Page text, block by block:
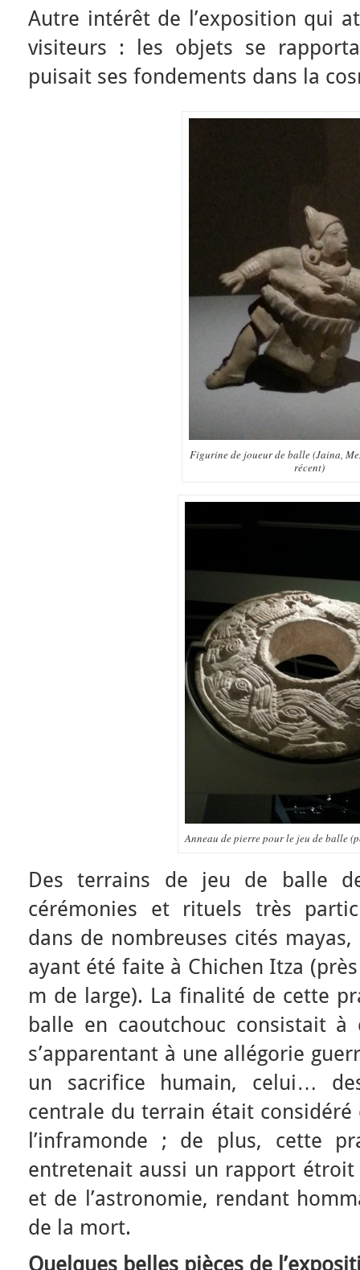
Autre intérêt de l’exposition qui
visiteurs : les objets se
puisait ses fondements dans la
Figurine de joueur de balle (Jaina,
récent)
Anneau de pierre pour le jeu de balle
Des terrains de jeu de balle
cérémonies et rituels très
dans de nombreuses cités
ayant été faite à Chichen Itza
m de large). La finalité de cette
balle en caoutchouc consistait à
s’apparentant à une allégorie
un sacrifice humain, celui…
centrale du terrain était considéré
l’inframonde ; de plus, cette
entretenait aussi un rapport
et de l’astronomie, rendant
de la mort.
Quelques belles pièces de